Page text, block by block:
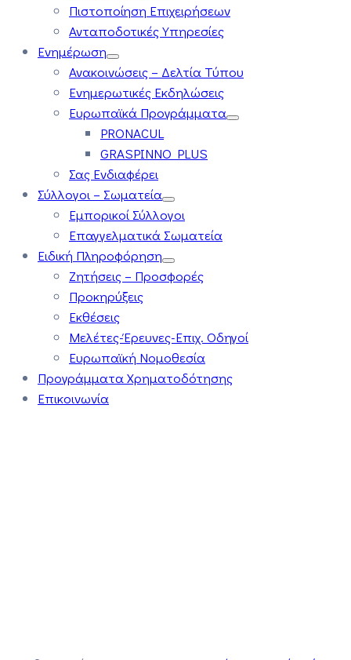
Πιστοποίηση Επιχειρήσεων
Ανταποδοτικές Υπηρεσίες
Ενημέρωση
Ανακοινώσεις – Δελτία Τύπου
Ενημερωτικές Εκδηλώσεις
Ευρωπαϊκά Προγράμματα
PRONACUL
GRASPINNO PLUS
Σας Ενδιαφέρει
Σύλλογοι – Σωματεία
Εμπορικοί Σύλλογοι
Επαγγελματικά Σωματεία
Ειδική Πληροφόρηση
Ζητήσεις – Προσφορές
Προκηρύξεις
Εκθέσεις
Μελέτες-Έρευνες-Επιχ. Οδηγοί
Ευρωπαϊκή Νομοθεσία
Προγράμματα Χρηματοδότησης
Επικοινωνία